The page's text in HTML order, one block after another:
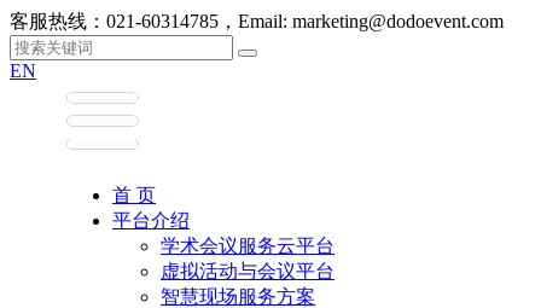
客服热线：021-60314785，Email: marketing@dodoevent.com
EN
首 页
平台介绍
学术会议服务云平台
虚拟活动与会议平台
智慧现场服务方案